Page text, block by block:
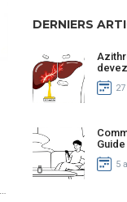
DERNIERS
5